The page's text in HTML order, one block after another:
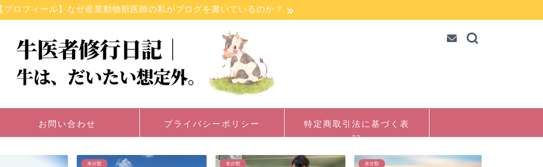
【プロフィール】なぜ産業動物獣医師の私がブログを書いているのか？
お問い合わせ プライバシーポリシー
特定商取引法に基づく表
記
未分類 未分類 未分類